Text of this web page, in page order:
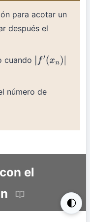
para acotar un
después el
cuando f′ xn)|
número de
el
🌓